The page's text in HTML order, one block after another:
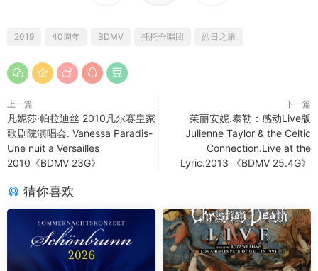
2019 40周年 BDMV 托托合唱团 烈日之旅
上一篇
凡妮莎·帕拉迪丝 2010凡尔赛皇家
歌剧院演唱会. Vanessa Paradis-
Une nuit a Versailles
2010《BDMV 23G》
下一篇
茱丽安妮.泰勒：感动Live版
Julienne Taylor & the Celtic
Connection.Live at the
Lyric.2013 《BDMV 25.4G》
猜你喜欢